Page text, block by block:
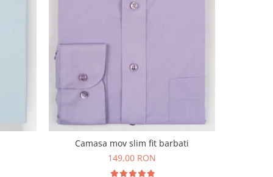
Camasa mov slim fit barbati
149,00 RON